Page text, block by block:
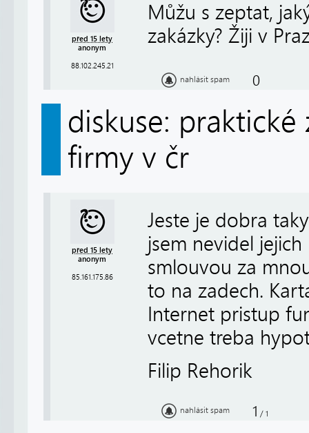
před 15 lety
anonym
88.102.245.21
Můžu s zeptat,
zakázky? Žiji v
nahlásit spam 0
diskuse:
firmy v čr
před 15 lety
anonym
85.161.175.86
Jeste je dobra
jsem nevidel
smlouvou za
to na zadech.
Internet pristup
vcetne treba
Filip Rehorik
nahlásit spam 1 / 1